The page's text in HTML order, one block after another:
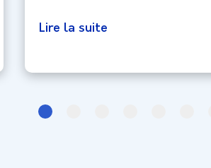
plus être ajoutée à la fin du projet.
être pensés dès
Lire la suite